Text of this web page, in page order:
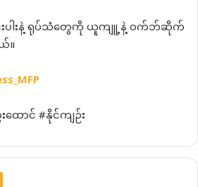
င်းပါးနဲ့ ရုပ်သံတွေကို ယူကျူ့နဲ့ ဝက်ဘ်ဆိုက်
။
ောင် #နိုင်ကျဉ်း